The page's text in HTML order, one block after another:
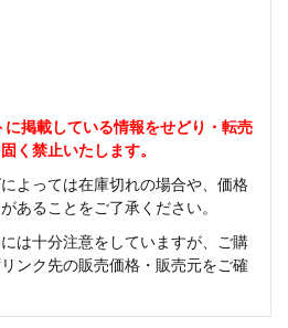
掲載している情報をせどり・転売
く禁止いたします。
よっては在庫切れの場合や、価格
あることをご了承ください。
は十分注意をしていますが、ご購
ンク先の販売価格・販売元をご確